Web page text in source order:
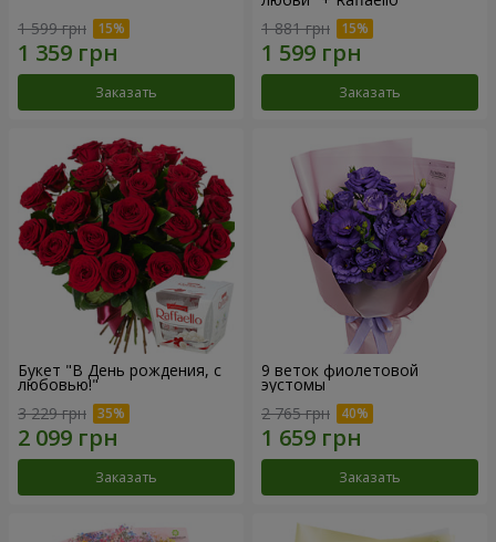
1 599 грн
Заказать
1 881 грн
Заказать
Букет "В День рождения, с
любовью!"
3 229 грн
Заказать
9 веток фиолетовой
эустомы
2 765 грн
Заказать